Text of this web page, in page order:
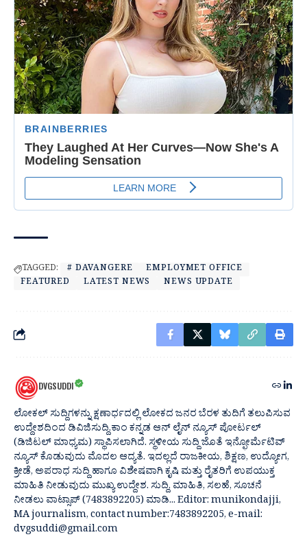
TAGGED: # DAVANGERE
EMPLOYMET OFFICE
FEATURED
LATEST NEWS NEWS UPDATE
DVGSUDDI
ಲೋಕಲ್ ಸುದ್ದಿಗಳನ್ನು ಕ್ಷಣಾರ್ಧದಲ್ಲಿ ಲೋಕದ ಜನರ ಬೆರಳ ತುದಿಗೆ ತಲುಪಿಸುವ
ಉದ್ದೇಶದಿಂದ ಡಿವಿಜಿಸುದ್ದಿ.ಕಾಂ ಕನ್ನಡ ಆನ್ ಲೈನ್ ನ್ಯೂಸ್ ಪೋರ್ಟಲ್
(ಡಿಜಿಟಲ್ ಮಾಧ್ಯಮ) ಸ್ಥಾಪಿಸಲಾಗಿದೆ. ಸ್ಥಳೀಯ ಸುದ್ದಿ ಜೊತೆ ಇನ್ಫೋರ್ಮೆಟಿವ್
ನ್ಯೂಸ್ ಕೊಡುವುದು ಮೊದಲ ಆದ್ಯತೆ. ಇದಲ್ಲದೆ ರಾಜಕೀಯ, ಶಿಕ್ಷಣ, ಉದ್ಯೋಗ,
ಕ್ರೀಡೆ, ಅಪರಾಧ ಸುದ್ದಿ ಹಾಗೂ ವಿಶೇಷವಾಗಿ ಕೃಷಿ ಮತ್ತು ರೈತರಿಗೆ ಉಪಯುಕ್ತ
ಮಾಹಿತಿ ನೀಡುವುದು ಮುಖ್ಯ ಉದ್ದೇಶ. ಸುದ್ದಿ, ಮಾಹಿತಿ, ಸಲಹೆ, ಸೂಚನೆ
ನೀಡಲು ವಾಟ್ಸಾಪ್ (7483892205) ಮಾಡಿ... Editor: munikondajji,
MA journalism, contact number:7483892205, e-mail:
dvgsuddi@gmail.com